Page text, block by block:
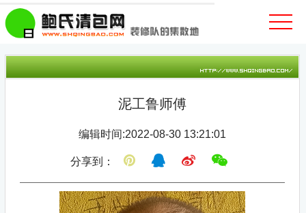
泥工鲁师傅
编辑时间:2022-08-30 13:21:01
分享到：